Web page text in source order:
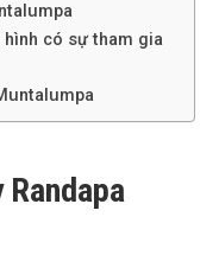
có sự tham gia